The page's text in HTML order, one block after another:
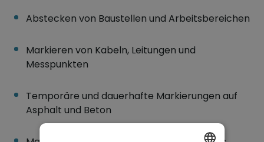
Abstecken von Baustellen und Arbeitsbereichen
Markieren von Kabeln, Leitungen und
Messpunkten
Temporäre und dauerhafte Markierungen auf
Asphalt und Beton